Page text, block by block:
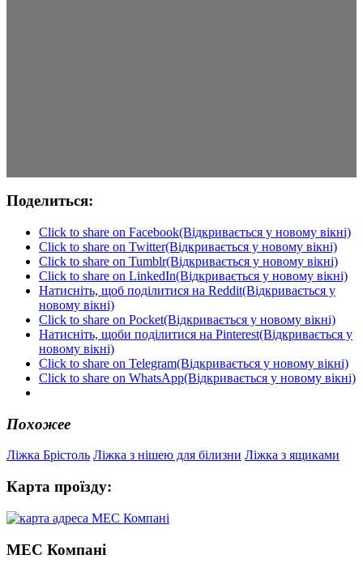
Поделиться:
Click to share on Facebook(Відкривається у новому вікні)
Click to share on Twitter(Відкривається у новому вікні)
Click to share on Tumblr(Відкривається у новому вікні)
Click to share on LinkedIn(Відкривається у новому вікні)
Натисніть, щоб поділитися на Reddit(Відкривається у
новому вікні)
Click to share on Pocket(Відкривається у новому вікні)
Натисніть, щоби поділитися на Pinterest(Відкривається у
новому вікні)
Click to share on Telegram(Відкривається у новому вікні)
Click to share on WhatsApp(Відкривається у новому вікні)
Похожее
Ліжка Брістоль Ліжка з нішею для білизни Ліжка з ящиками
Карта проїзду:
МЕС Компані